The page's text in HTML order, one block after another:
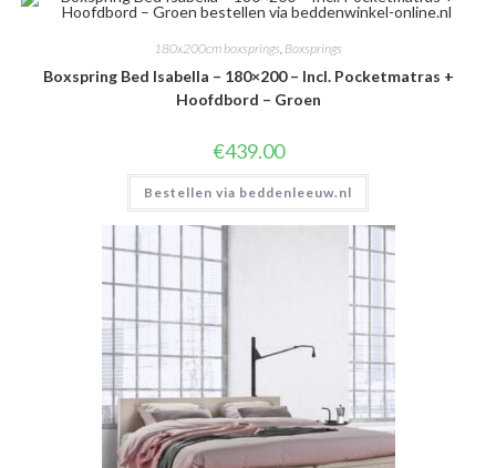
180x200cm boxsprings Boxsprings
Boxspring Bed Isabella – 180×200 – Incl. Pocketmatras +
Hoofdbord – Groen
€439.00
Bestellen via beddenleeuw.nl